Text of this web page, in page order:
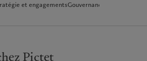
et engagementsGouvernance, reporting et
Pictet